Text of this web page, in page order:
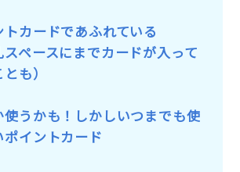
トカードであふれている
スペースにまでカードが入って
も）
使うかも！しかしいつまでも使
ポイントカード